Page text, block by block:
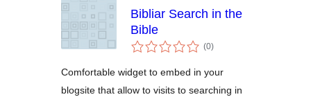
Bibliar Search in the
Bible
(0एकूण
मूल्यांकन
)
Comfortable widget to embed in your
blogsite that allow to visits to searching in